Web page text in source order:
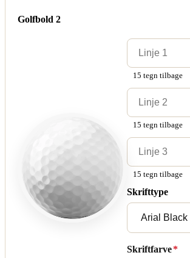
Golfbold 2
15 tegn tilbage
15 tegn tilbage
15 tegn tilbage
Skrifttype
Skriftfarve*